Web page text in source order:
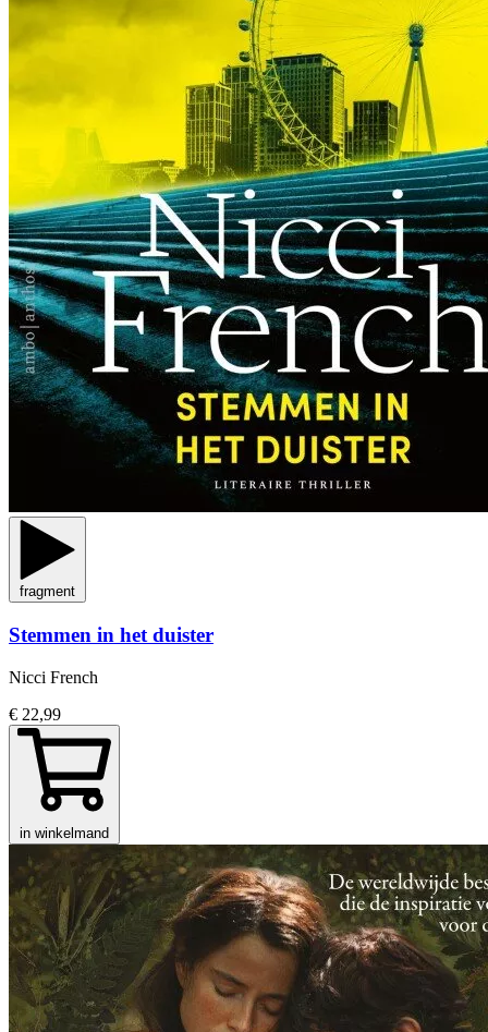
fragment
Stemmen in het duister
Nicci French
€ 22,99
in winkelmand